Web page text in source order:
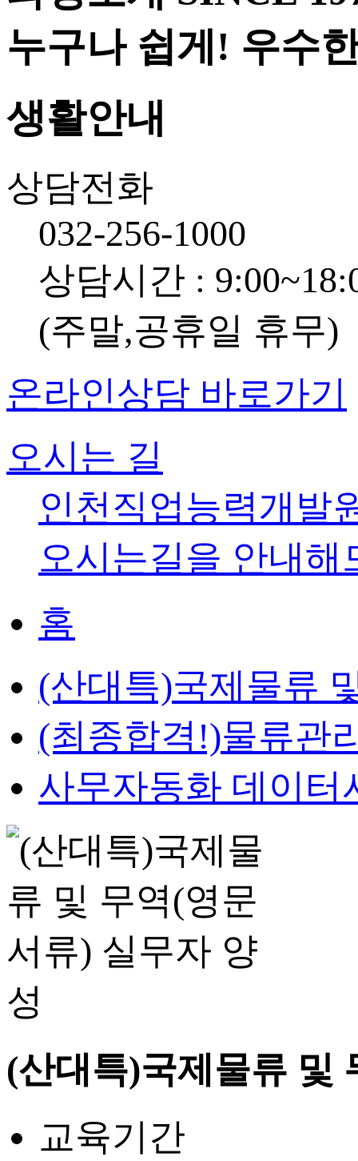
누구나 쉽게! 우수
생활안내
상담전화
032-256-1000
상담시간 :
(주말,공휴일 휴무)
온라인상담 바로가기
오시는 길
인천직업능력개발
오시는길을 안내해
홈
(산대특)국제물류
(최종합격!)물류관
사무자동화 데이터
(산대특)국제물류 및
교육기간